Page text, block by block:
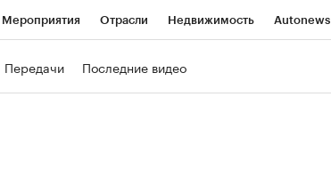
Мероприятия Отрасли Недвижимость Autonews
Передачи Последние видео